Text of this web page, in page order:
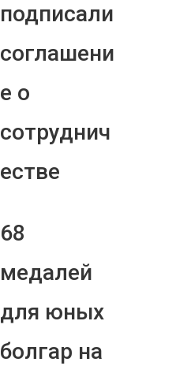
подписали
соглашени
е о
сотруднич
естве
68
медалей
для юных
болгар на